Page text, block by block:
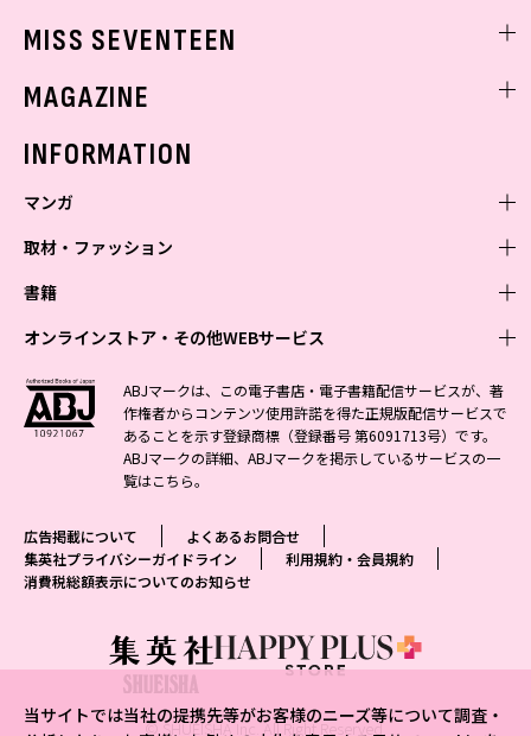
当サイトでは当社の提携先等がお客様のニーズ等について調査・
MISS SEVENTEEN
MAGAZINE
INFORMATION
マンガ
少年マンガ
Vジャンプ
最強ジャンプ
少年ジャンプ+
ジャンプTOON
ジャンプルーキー！
S-MANGA
集英社コミック文庫
青年マンガ
ZEBRACK
S-MANGA
集英社ジャンプリミックス
週刊ヤングジャンプ
ヤングジャンプ定期購読デジタル
となりのヤングジャンプ
グランドジャンプ
ウルトラジャンプ
少女マンガ
ZEBRACK
S-MANGA
集英社コミック文庫
マーガレット
別冊マーガレット
リマコミ
マンガMeets
女性マンガ
ジャンプTOON
集英社コミック文庫
マンガMee公式サイト
リマコミ
取材・ファッション
ファッション・美容
BAILA
MAQUIA
eclat
T JAPAN
MEN'S NON-NO
集英社オンライン
芸能・情報・スポーツ
週プレNEWS
週プレ グラジャパ!
書籍
文芸・文庫・総合
小説すばる
集英社 文芸ステーション
web 集英社文庫
アジア人物史
学芸・ノンフィクション・新書
1日5分で、明日は変わる よみタイ yomitai
集英社学芸部 - 学芸・ノンフィクション
集英社ビジネス書
集英社新書プラス - 知の水先案内人
kotoba
情報・知識＆オピニオン imidas
ライトノベル・ノベライズ
集英社オレンジ文庫
JUMP j-BOOKS
ダッシュエックス文庫公式サイト
集英社Webマガジン コバルト
集英社の児童図書 S-KIDS.LAND
オンラインストア・その他WEBサービス
オンラインストア
OTO
SHUEISHA MANGA-ART HERITAGE
ジャンプキャラクターズストア
HAPPY PLUS STORE
SHUEISHA VOX
LEEマルシェ
eclat premium
その他WEBサービス
集英社アドナビ
集英社エディターズ・ラボ
ABJマークは、この電子書店・電子書籍配信サービスが、著
作権者からコンテンツ使用許諾を得た正規版配信サービスで
あることを示す登録商標（登録番号 第6091713号）です。
ABJマークの詳細、ABJマークを掲示しているサービスの一
覧はこちら。
広告掲載について
よくあるお問合せ
集英社プライバシーガイドライン
利用規約・会員規約
消費税総額表示についてのお知らせ
© SHUEISHA Inc. All Right Reserved.